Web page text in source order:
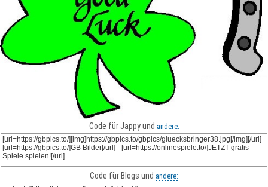
Code für Jappy und andere:
Code für Blogs und andere: